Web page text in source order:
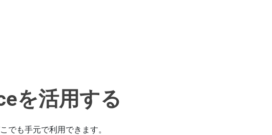
を活用する
でも手元で利用できます。